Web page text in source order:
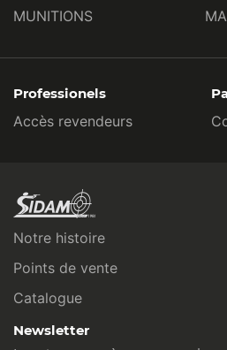
MUNITIONS
Professionels
Accès revendeurs
Notre histoire
Points de vente
Catalogue
Newsletter